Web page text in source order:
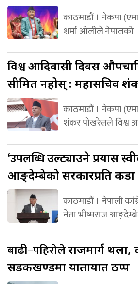
काठमाडौं । नेकपा
शर्मा ओलीले नेपालको
विश्वआदिवासी दिवस
सीमित नहोस् : महासचिव
काठमाडौं । नेकपा
शंकर पोखरेलले विश्व
‘उपलब्धिउल्ट्याउने प्रयास
आङ्देम्बेको सरकारप्रति कडा
काठमाडौं । नेपाली
नेता भीष्मराज
बाढी–पहिरोलेराजमार्ग थला,
सडकखण्डमा यातायात ठप्प